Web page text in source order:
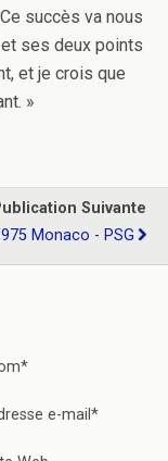
succès va nous
ses deux points
et je crois que
»
Suivante
Monaco - PSG
e-mail*